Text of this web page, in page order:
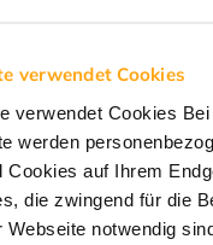
verwendet Cookies
verwendet Cookies
werden
Cookies auf Ihrem
die zwingend für die
Webseite notwendig